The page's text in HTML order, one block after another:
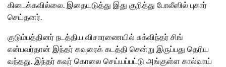
கிடைக்கவில்லை. இதையடுத்து இது குறித்து போலீஸில் புகார்
செய்தனர்.
குடும்பத்தினர் நடத்திய விசாரணையில் சுக்விந்தர் சிங்
என்பவர்தான் இந்தர் கவுரைக் கடத்தி சென்று இருப்பது தெரிய
வந்தது. இந்தர் கவுர் கொலை செய்யப்பட்டு அங்குள்ள கால்வாய்